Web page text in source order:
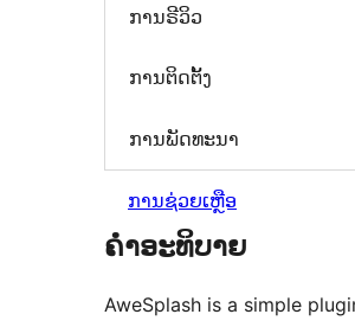
ການຣີວິວ
ການຕິດຕັ້ງ
ການພັດທະນາ
ການຊ່ວຍເຫຼືອ
ຄຳອະທິບາຍ
AweSplash is a simple